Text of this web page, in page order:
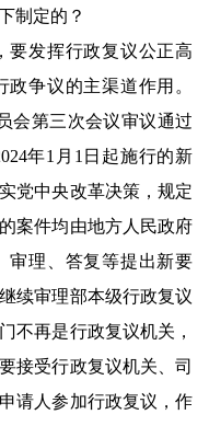
制定的？
发挥行政复议公正高
争议的主渠道作用。
会第三次会议审议通过
年1月1日起施行的新
党中央改革决策，规定
案件均由地方人民政府
审理、答复等提出新要
续审理部本级行政复议
不再是行政复议机关，
接受行政复议机关、司
请人参加行政复议，作